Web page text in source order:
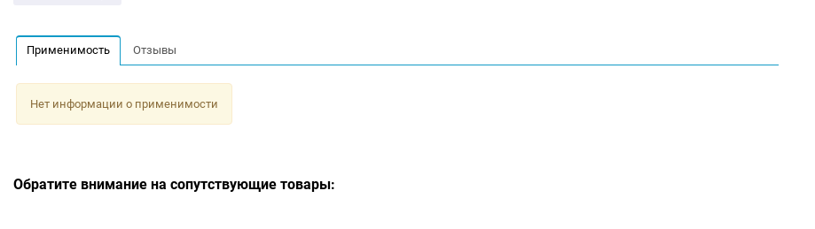
Применимость Отзывы
Нет информации о применимости
Обратите внимание на сопутствующие товары: